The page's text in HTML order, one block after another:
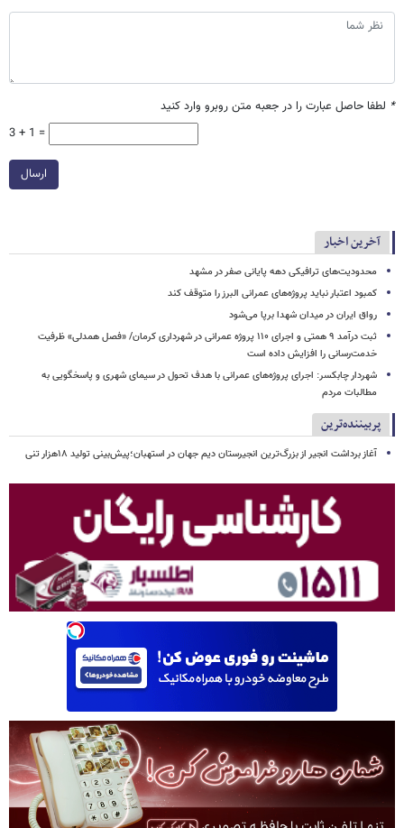
* لطفا حاصل عبارت را در جعبه متن روبرو وارد کنید
3 + 1 =
ارسال
آخرین اخبار
محدودیت‌های ترافیکی دهه پایانی صفر در مشهد
کمبود اعتبار نباید پروژه‌های عمرانی البرز را متوقف کند
رواق ایران در میدان شهدا برپا می‌شود
ثبت درآمد ۹ همتی و اجرای ۱۱۰ پروژه عمرانی در شهرداری کرمان/ «فصل همدلی» ظرفیت
خدمت‌رسانی را افزایش داده است
شهردار چابکسر: اجرای پروژه‌های عمرانی با هدف تحول در سیمای شهری و پاسخگویی به
مطالبات مردم
پربیننده‌ترین
آغاز برداشت انجیر از بزرگ‌ترین انجیرستان دیم جهان در استهبان؛پیش‌بینی تولید ۱۸هزار تنی